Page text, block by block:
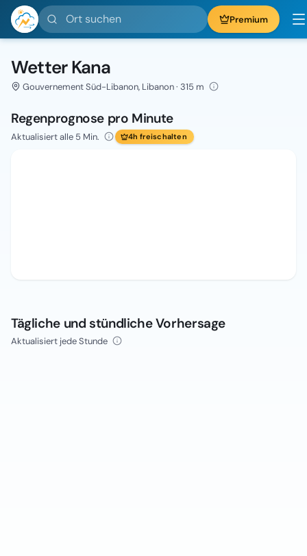
Ort suchen Premium
Wetter Kana
Gouvernement Süd-Libanon, Libanon · 315 m
Regenprognose pro Minute
Aktualisiert alle 5 Min. 4h freischalten
Tägliche und stündliche Vorhersage
Aktualisiert jede Stunde